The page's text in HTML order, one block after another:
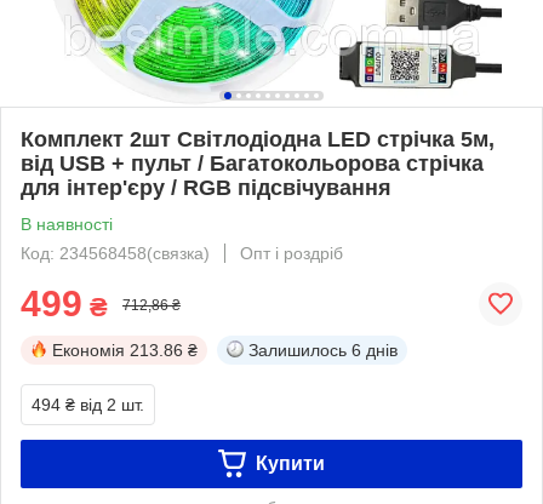
Комплект 2шт Світлодіодна LED стрічка 5м,
від USB + пульт / Багатокольорова стрічка
для інтер'єру / RGB підсвічування
В наявності
Код: 234568458(связка)
Опт і роздріб
499 ₴ 712,86 ₴
Економія 213.86 ₴ Залишилось 6 днів
494 ₴ від 2 шт.
Купити